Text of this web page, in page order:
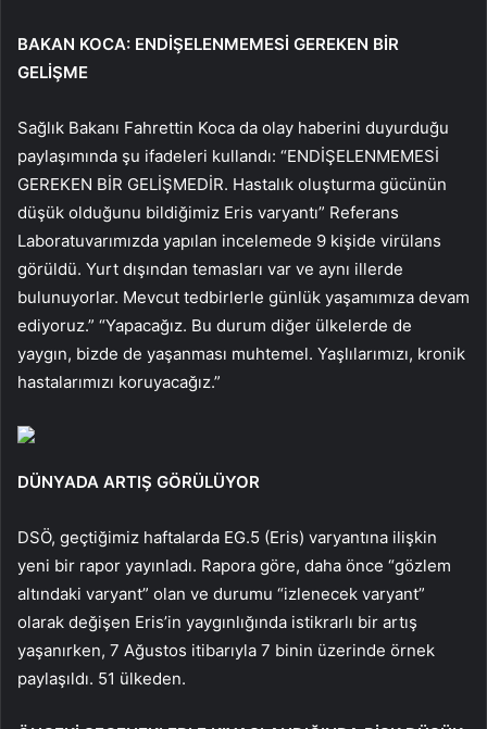
BAKAN KOCA: ENDİŞELENMEMESİ GEREKEN BİR
GELİŞME
Sağlık Bakanı Fahrettin Koca da olay haberini duyurduğu
paylaşımında şu ifadeleri kullandı: “ENDİŞELENMEMESİ
GEREKEN BİR GELİŞMEDİR. Hastalık oluşturma gücünün
düşük olduğunu bildiğimiz Eris varyantı” Referans
Laboratuvarımızda yapılan incelemede 9 kişide virülans
görüldü. Yurt dışından temasları var ve aynı illerde
bulunuyorlar. Mevcut tedbirlerle günlük yaşamımıza devam
ediyoruz.” “Yapacağız. Bu durum diğer ülkelerde de
yaygın, bizde de yaşanması muhtemel. Yaşlılarımızı, kronik
hastalarımızı koruyacağız.”
DÜNYADA ARTIŞ GÖRÜLÜYOR
DSÖ, geçtiğimiz haftalarda EG.5 (Eris) varyantına ilişkin
yeni bir rapor yayınladı. Rapora göre, daha önce “gözlem
altındaki varyant” olan ve durumu “izlenecek varyant”
olarak değişen Eris’in yaygınlığında istikrarlı bir artış
yaşanırken, 7 Ağustos itibarıyla 7 binin üzerinde örnek
paylaşıldı. 51 ülkeden.